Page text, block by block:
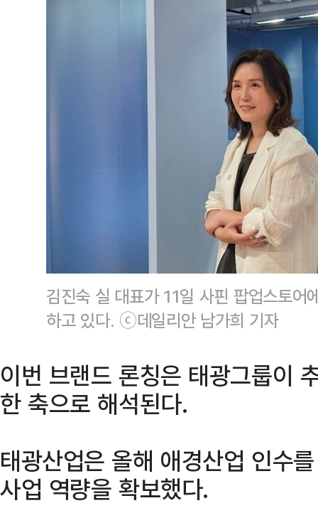
김진숙 실 대표가 11일 사핀 팝업스토어
하고 있다. ⓒ데일리안 남가희 기자
이번 브랜드 론칭은 태광그룹이
한 축으로 해석된다.
태광산업은 올해 애경산업 인수
사업 역량을 확보했다.